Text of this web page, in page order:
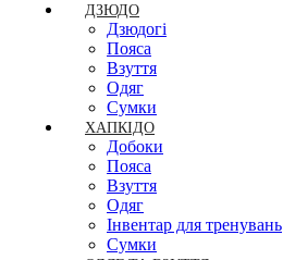
ДЗЮДО
Дзюдогі
Пояса
Взуття
Одяг
Сумки
ХАПКІДО
Добоки
Пояса
Взуття
Одяг
Інвентар для тренувань
Сумки